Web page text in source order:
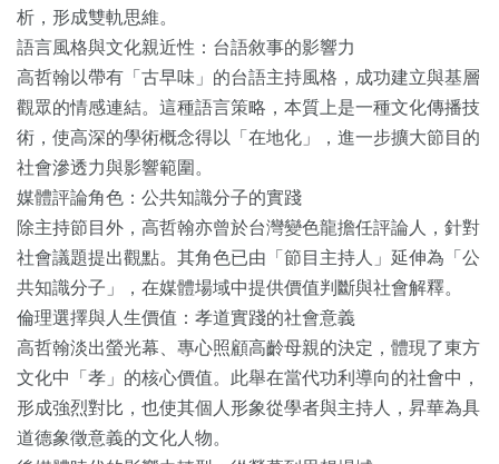
析，形成雙軌思維。
語言風格與文化親近性：台語敘事的影響力
高哲翰以帶有「古早味」的台語主持風格，成功建立與基層
觀眾的情感連結。這種語言策略，本質上是一種文化傳播技
術，使高深的學術概念得以「在地化」，進一步擴大節目的
社會滲透力與影響範圍。
媒體評論角色：公共知識分子的實踐
除主持節目外，高哲翰亦曾於台灣變色龍擔任評論人，針對
社會議題提出觀點。其角色已由「節目主持人」延伸為「公
共知識分子」，在媒體場域中提供價值判斷與社會解釋。
倫理選擇與人生價值：孝道實踐的社會意義
高哲翰淡出螢光幕、專心照顧高齡母親的決定，體現了東方
文化中「孝」的核心價值。此舉在當代功利導向的社會中，
形成強烈對比，也使其個人形象從學者與主持人，昇華為具
道德象徵意義的文化人物。